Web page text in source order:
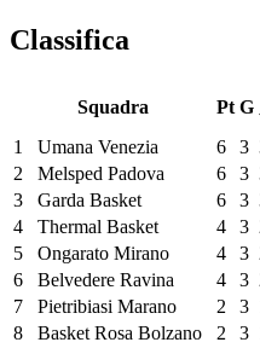
Classifica
Squadra Pt G
1
Umana Venezia 6 3
2
Melsped Padova 6 3
3
Garda Basket 6 3
4
Thermal Basket 4 3
5
Ongarato Mirano 4 3
6
Belvedere Ravina 4 3
7
Pietribiasi Marano 2 3
8
Basket Rosa Bolzano 2 3